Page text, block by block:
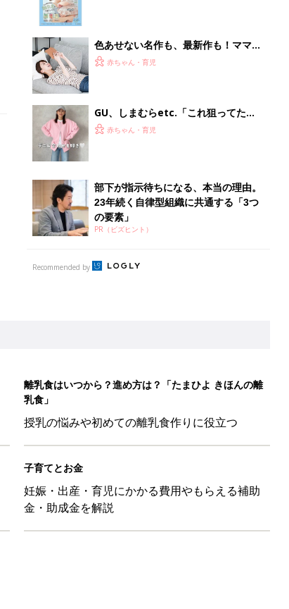
色あせない名作も、最新作も！ママと
漫画のつきあい方
赤ちゃん・育児
GU、しまむらetc.「これ狙ってた」
「色味が可愛すぎる」先取りコーデが
赤ちゃん・育児
部下が指示待ちになる、本当の理由。
23年続く自律型組織に共通する「3つ
の要素」
PR（ビズヒント）
Recommended by
離乳食はいつから？進め方は？「たまひよ きほんの離
乳食」
授乳の悩みや初めての離乳食作りに役立つ
子育てとお金
妊娠・出産・育児にかかる費用やもらえる補助
金・助成金を解説